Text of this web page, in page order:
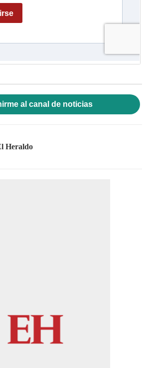
al canal de noticias
Heraldo